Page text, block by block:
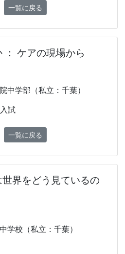
一覧に戻る
： ケアの現場から
中学部（私立：千葉）
試
一覧に戻る
界をどう見ているの
学校（私立：千葉）